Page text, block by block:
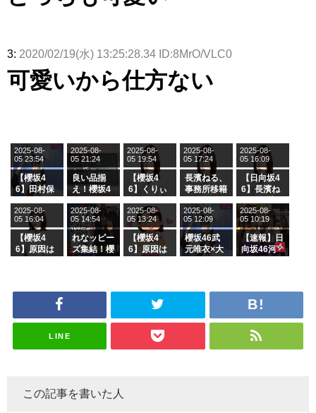
ト！」水曜
る...
【くりぃむ
3: 2020/02/19(水) 13:25:28.34 ID:8MrO/VLC0
可愛いから仕方ない
【櫻坂4
6】田村保
ージを脱い
でいた理由
2025-08-
05 23:54
良い品揃
え！櫻坂4
グル『Mak
e or Brea
k』オフィ
シャルグッ
ズ絶賛販売
2025-08-
05 21:24
【櫻坂4
6】くりぃ
の2人を手
玉に取る大
沼晶保【く
りぃむナン
タラ】
2025-08-
05 19:54
長濱ねる、
事務所移籍
属を発表
2025-08-
05 17:24
【日向坂4
6】長濱ね
ら移籍しフ
ラーム所属
に。これで
事務所に所
属している
がこちら
2025-08-
05 16:09
【櫻坂4
6】原因は
ざわつかせ
2025-08-
05 16:04
れなッピー
ズ集結！櫻
「ラヴィッ
スタジオ出
2025-08-
05 14:54
【櫻坂4
6】原因は
ざわつかせ
2025-08-
05 13:24
櫻坂46武
元唯衣×大
さんに恐怖
ナンタラ】
2025-08-
05 12:09
【速報】日
向坂46河
2025-08-
05 10:19
LINE
この記事を書いた人